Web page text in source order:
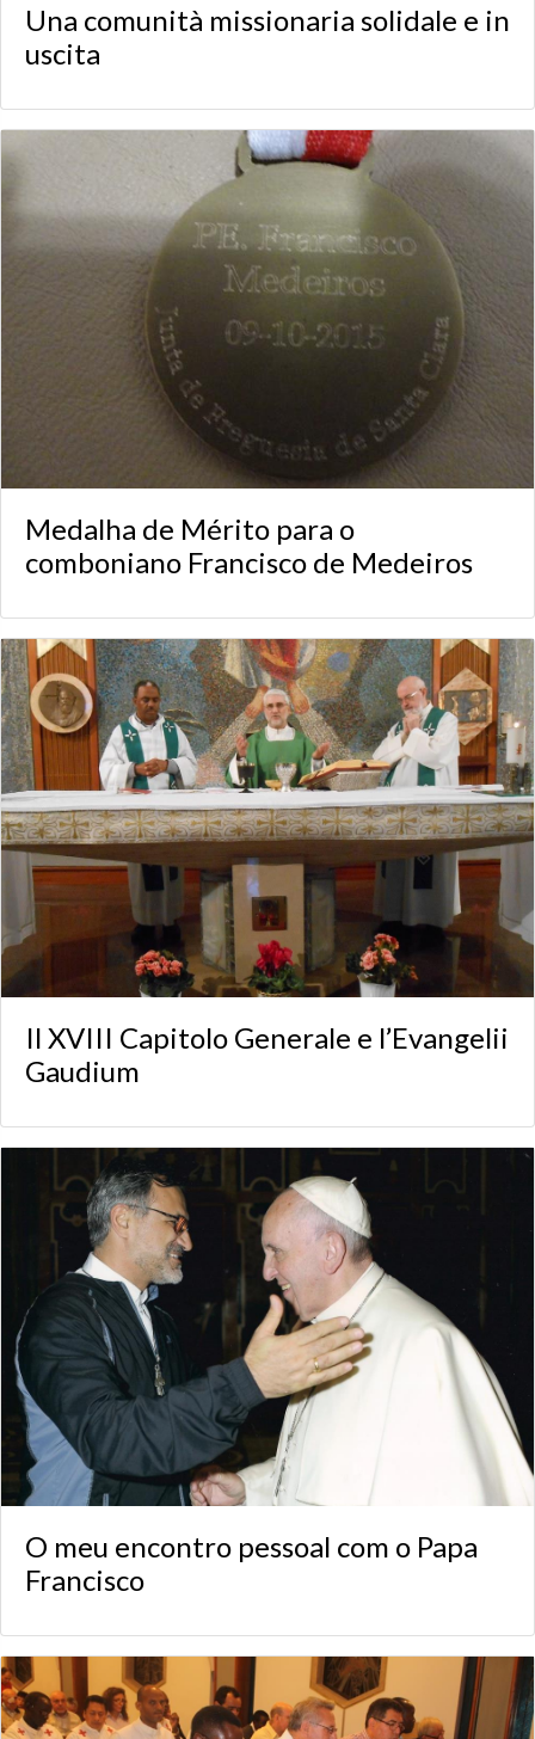
Una comunità missionaria solidale e in
uscita
Medalha de Mérito para o
comboniano Francisco de Medeiros
Il XVIII Capitolo Generale e l’Evangelii
Gaudium
O meu encontro pessoal com o Papa
Francisco